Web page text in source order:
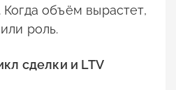
объём вырастет,
роль.
сделки и LTV